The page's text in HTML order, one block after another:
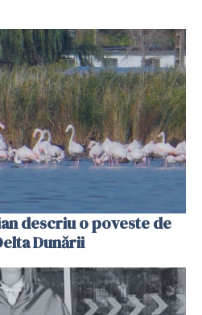
descriu o poveste de
Dunării